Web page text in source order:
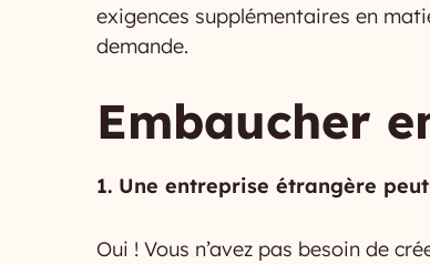
exigences supplémentaires en
demande.
Embaucher
1. Une entreprise étrangère
Oui ! Vous n’avez pas besoin de